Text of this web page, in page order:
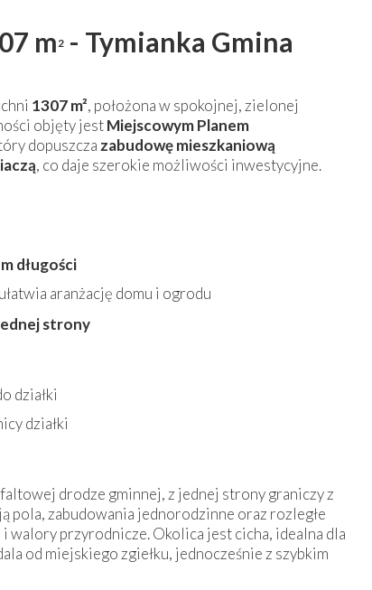
m2 - Tymianka Gmina
1307 m², położona w spokojnej, zielonej
objęty jestMiejscowym Planem
dopuszcza zabudowę mieszkaniową
, co daje szerokie możliwości inwestycyjne.
długości
aranżację domu i ogrodu
strony
działki
działki
drodze gminnej, z jednej strony graniczy z
pola, zabudowania jednorodzinne oraz rozległe
walory przyrodnicze. Okolica jest cicha, idealna dla
od miejskiego zgiełku, jednocześnie z szybkim